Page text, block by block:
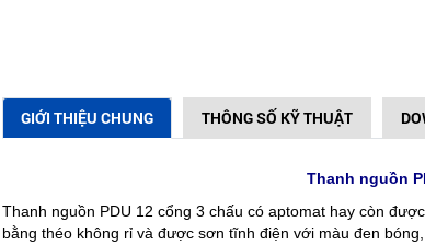
GIỚI THIỆU CHUNG THÔNG SỐ KỸ THUẬT
Thanh nguồn
Thanh nguồn PDU 12 cổng 3 chấu có aptomat hay còn
bằng théo không rỉ và được sơn tĩnh điện với màu đen